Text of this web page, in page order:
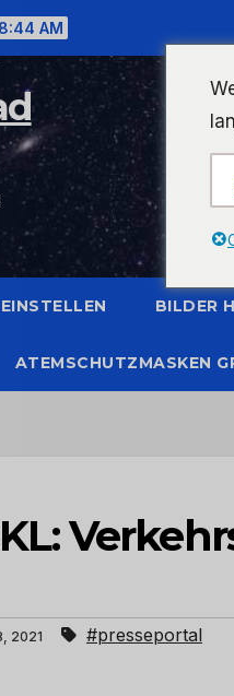
AM
BILDER
ATEMSCHUTZMASKEN
2021 #presseportal